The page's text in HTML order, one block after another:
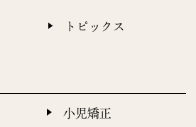
トピックス
小児矯正